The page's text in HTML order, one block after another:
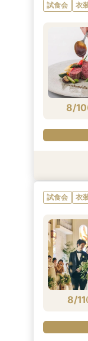
8/9(
8/9(
8/9(
8/9(
8/9(
8/9(
試食会 衣
8/10
8/10
8/10
8/10
8/10
8/10
試食会 衣
8/11(